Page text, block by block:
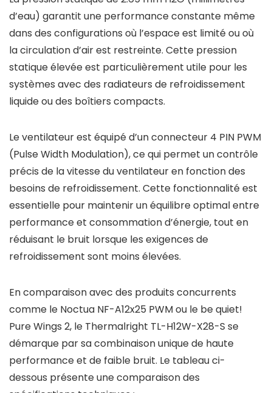
d’eau) garantit une performance constante même
dans des configurations où l’espace est limité ou où
la circulation d’air est restreinte. Cette pression
statique élevée est particulièrement utile pour les
systèmes avec des radiateurs de refroidissement
liquide ou des boîtiers compacts.
Le ventilateur est équipé d’un connecteur 4 PIN PWM
(Pulse Width Modulation), ce qui permet un contrôle
précis de la vitesse du ventilateur en fonction des
besoins de refroidissement. Cette fonctionnalité est
essentielle pour maintenir un équilibre optimal entre
performance et consommation d’énergie, tout en
réduisant le bruit lorsque les exigences de
refroidissement sont moins élevées.
En comparaison avec des produits concurrents
comme le Noctua NF-A12x25 PWM ou le be quiet!
Pure Wings 2, le Thermalright TL-H12W-X28-S se
démarque par sa combinaison unique de haute
performance et de faible bruit. Le tableau ci-
dessous présente une comparaison des